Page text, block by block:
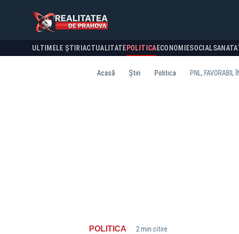
ULTIMELE ȘTIRI ACTUALITATE POLITICA ECONOMIESOCIAL
Acasă Știri Politica PNL, FAVORABIL
POLITICA· 2 min citire